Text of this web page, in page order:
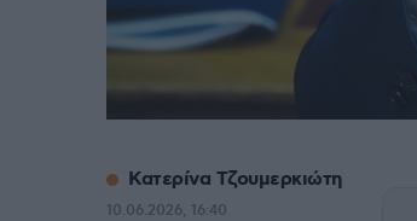
Κατερίνα Τζουμερκιώτη
10.06.2026, 16:40